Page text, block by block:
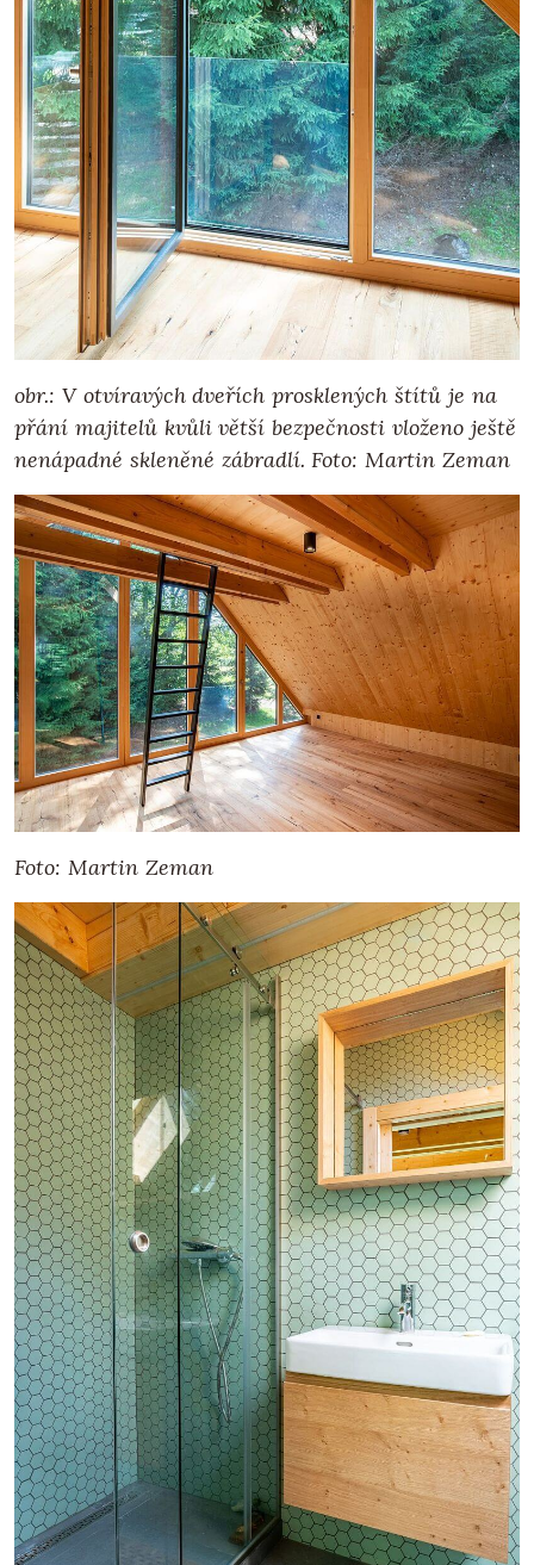
obr.: V otvíravých dveřích prosklených štítů je na
přání majitelů kvůli větší bezpečnosti vloženo ještě
nenápadné skleněné zábradlí. Foto: Martin Zeman
Foto: Martin Zeman